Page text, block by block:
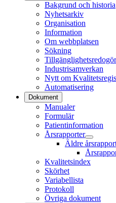
Bakgrund och historia
Nyhetsarkiv
Organisation
Information
Om webbplatsen
Sökning
Industrisamverkan
Nytt om
Automatisering
Dokument
Manualer
Formulär
Patientinformation
Årsrapporter
Äldre
Kvalitetsindex
Skörhet
Variabellista
Protokoll
Övriga dokument